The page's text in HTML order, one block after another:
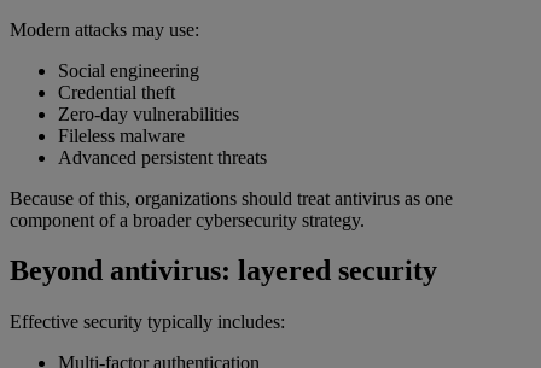
Modern attacks may use:
Social engineering
Credential theft
Zero-day vulnerabilities
Fileless malware
Advanced persistent threats
Because of this, organizations should treat antivirus as one
component of a broader cybersecurity strategy.
Beyond antivirus: layered security
Effective security typically includes:
Multi-factor authentication